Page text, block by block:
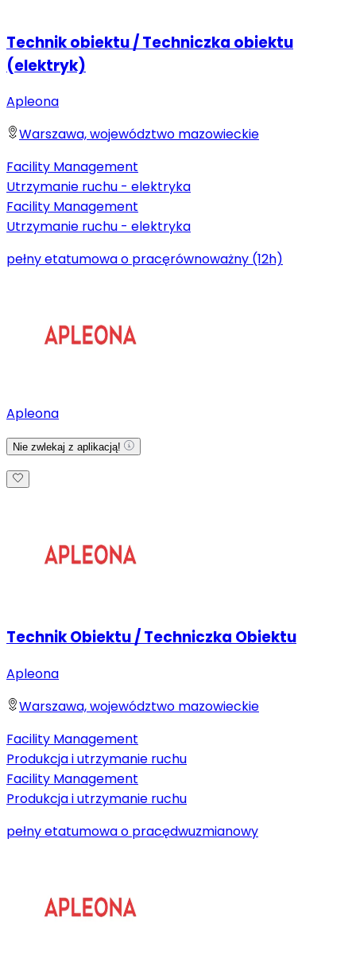
Technik obiektu / Techniczka obiektu
(elektryk)
Apleona
Warszawa, województwo mazowieckie
Facility Management
Utrzymanie ruchu - elektryka
Facility Management
Utrzymanie ruchu - elektryka
pełny etatumowa o pracęrównoważny (12h)
Apleona
Nie zwlekaj z aplikacją!
Technik Obiektu / Techniczka Obiektu
Apleona
Warszawa, województwo mazowieckie
Facility Management
Produkcja i utrzymanie ruchu
Facility Management
Produkcja i utrzymanie ruchu
pełny etatumowa o pracędwuzmianowy